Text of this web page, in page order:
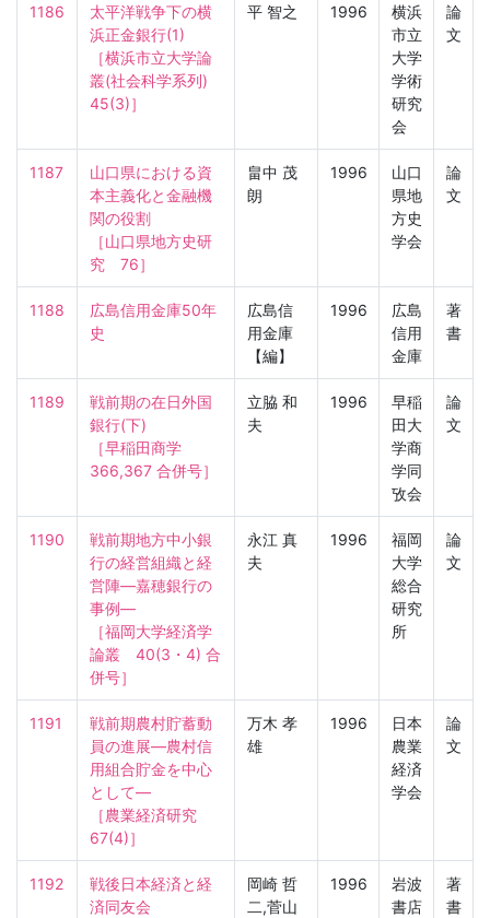
1186
太平洋戦争下の横
浜正金銀行(1)
［横浜市立大学論
叢(社会科学系列)
45(3)］
平 智之 1996
横浜
市立
大学
学術
研究
会
論
文
1187
山口県における資
本主義化と金融機
関の役割
［山口県地方史研
究　76］
畠中 茂
朗
1996
山口
県地
方史
学会
論
文
1188
広島信用金庫50年
史
広島信
用金庫
【編】
1996
広島
信用
金庫
著
書
1189
戦前期の在日外国
銀行(下)
［早稲田商学
366,367 合併号］
立脇 和
夫
1996
早稲
田大
学商
学同
攷会
論
文
1190
戦前期地方中小銀
行の経営組織と経
営陣—嘉穂銀行の
事例—
［福岡大学経済学
論叢　40(3・4) 合
併号］
永江 真
夫
1996
福岡
大学
総合
研究
所
論
文
1191
戦前期農村貯蓄動
員の進展—農村信
用組合貯金を中心
として—
［農業経済研究
67(4)］
万木 孝
雄
1996
日本
農業
経済
学会
論
文
1192
戦後日本経済と経
済同友会
岡崎 哲
二,菅山
1996
岩波
書店
著
書